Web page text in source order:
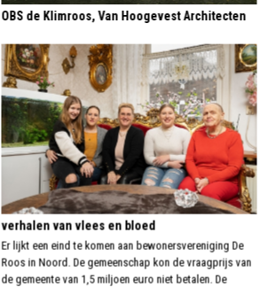
OBS de Klimroos, Van Hoogevest Architecten
verhalen van vlees en bloed
Er lijkt een eind te komen aan bewonersvereniging De
Roos in Noord. De gemeenschap kon de vraagprijs van
de gemeente van 1,5 miljoen euro niet betalen. De